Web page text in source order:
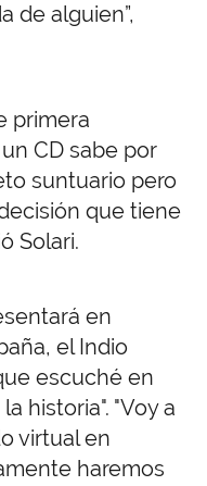
de alguien”,
primera
CD sabe por
suntuario pero
que tiene
Solari.
en
el Indio
escuché en
historia". "Voy a
virtual en
haremos